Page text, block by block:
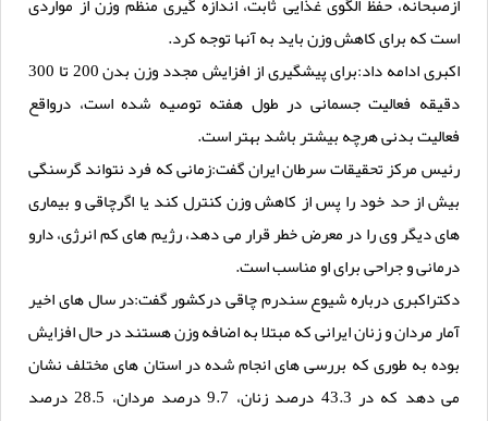
است که برای کاهش وزن باید به آنها توجه کرد.
اکبری ادامه داد:برای پیشگیری از افزایش مجدد وزن بدن 200 تا 300
دقیقه فعالیت جسمانی در طول هفته توصیه شده است، درواقع
فعالیت بدنی هرچه بیشتر باشد بهتر است.
رئیس مرکز تحقیقات سرطان ایران گفت:زمانی که فرد نتواند گرسنگی
بیش از حد خود را پس از کاهش وزن کنترل کند یا اگرچاقی و بیماری
های دیگر وی را در معرض خطر قرار می دهد، رژیم های کم انرژی، دارو
درمانی و جراحی برای او مناسب است.
دکتراکبری درباره شیوع سندرم چاقی درکشور گفت:در سال های اخیر
آمار مردان و زنان ایرانی که مبتلا به اضافه وزن هستند در حال افزایش
بوده به طوری که بررسی های انجام شده در استان های مختلف نشان
می دهد که در 43.3 درصد زنان، 9.7 درصد مردان، 28.5 درصد